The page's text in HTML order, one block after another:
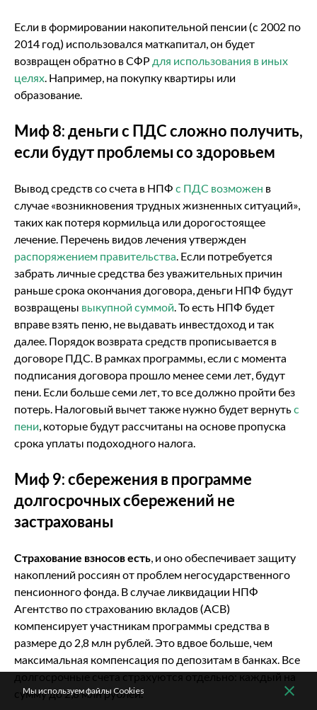
Если в формировании накопительной пенсии (с 2002 по
2014 год) использовался маткапитал, он будет
возвращен обратно в СФР для использования в иных
целях. Например, на покупку квартиры или
образование.
Миф 8: деньги с ПДС сложно получить,
если будут проблемы со здоровьем
Вывод средств со счета в НПФ с ПДС возможен в
случае «возникновения трудных жизненных ситуаций»,
таких как потеря кормильца или дорогостоящее
лечение. Перечень видов лечения утвержден
распоряжением правительства. Если потребуется
забрать личные средства без уважительных причин
раньше срока окончания договора, деньги НПФ будут
возвращены выкупной суммой. То есть НПФ будет
вправе взять пеню, не выдавать инвестдоход и так
далее. Порядок возврата средств прописывается в
договоре ПДС. В рамках программы, если с момента
подписания договора прошло менее семи лет, будут
пени. Если больше семи лет, то все должно пройти без
потерь. Налоговый вычет также нужно будет вернутьс
пени, которые будут рассчитаны на основе пропуска
срока уплаты подоходного налога.
Миф 9: сбережения в программе
долгосрочных сбережений не
застрахованы
Страхование взносов есть, и оно обеспечивает защиту
накоплений россиян от проблем негосударственного
пенсионного фонда. В случае ликвидации НПФ
Агентство по страхованию вкладов (АСВ)
компенсирует участникам программы средства в
размере до 2,8 млн рублей. Это вдвое больше, чем
максимальная компенсация по депозитам в банках. Все
долгосрочные счета страхуются отдельно: каждый на
сумму до 2,8 млн рублей.
Мы используем файлы Cookies